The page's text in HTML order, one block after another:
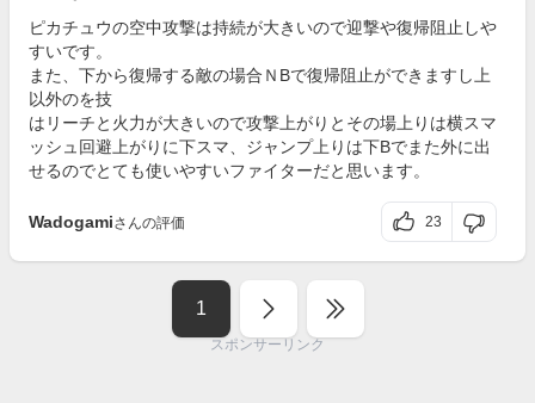
ピカチュウの空中攻撃は持続が大きいので迎撃や復帰阻止しや
すいです。
また、下から復帰する敵の場合ＮBで復帰阻止ができますし上
以外のを技
はリーチと火力が大きいので攻撃上がりとその場上りは横スマ
ッシュ回避上がりに下スマ、ジャンプ上りは下Bでまた外に出
せるのでとても使いやすいファイターだと思います。
Wadogamiさんの評価 23
1
スポンサーリンク